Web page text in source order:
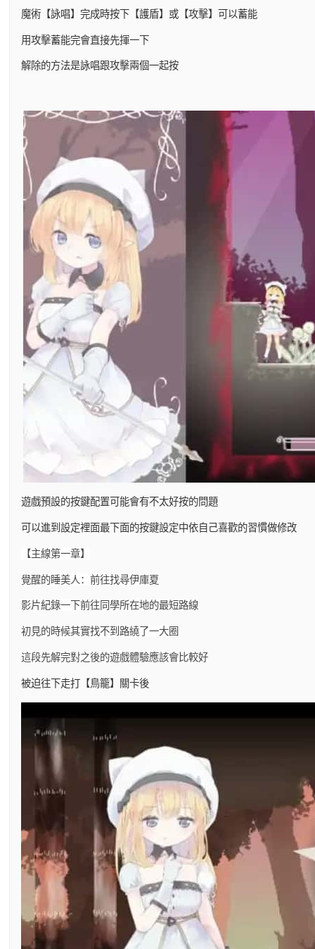
魔術【詠唱】完成時按下【護盾】或【攻擊】可以蓄能
用攻擊蓄能完會直接先揮一下
解除的方法是詠唱跟攻擊兩個一起按
遊戲預設的按鍵配置可能會有不太好按的問題
可以進到設定裡面最下面的按鍵設定中依自己喜歡的習慣做修改
【主線第一章】
覺醒的睡美人：前往找尋伊庫夏
影片紀錄一下前往同學所在地的最短路線
初見的時候其實找不到路繞了一大圈
這段先解完對之後的遊戲體驗應該會比較好
被迫往下走打【鳥籠】關卡後